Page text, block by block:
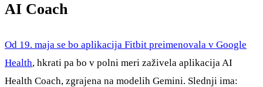
AI Coach
Od 19. maja se bo aplikacija Fitbit preimenovala v Google
Health, hkrati pa bo v polni meri zaživela aplikacija AI
Health Coach, zgrajena na modelih Gemini. Slednji ima: